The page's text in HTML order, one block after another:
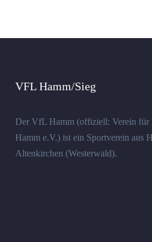
VFL Hamm/Sieg
Der VfL Hamm (offiziell: Verein für
Hamm e.V.) ist ein Sportverein aus
Altenkirchen (Westerwald).